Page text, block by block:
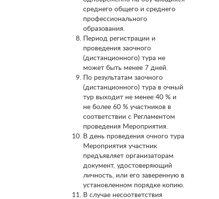
среднего общего и среднего
профессионального
образования.
Период регистрации и
проведения заочного
(дистанционного) тура не
может быть менее 7 дней.
По результатам заочного
(дистанционного) тура в очный
тур выходит не менее 40 % и
не более 60 % участников в
соответствии с Регламентом
проведения Мероприятия.
В день проведения очного тура
Мероприятия участник
предъявляет организаторам
документ, удостоверяющий
личность, или его заверенную в
установленном порядке копию.
В случае несоответствия